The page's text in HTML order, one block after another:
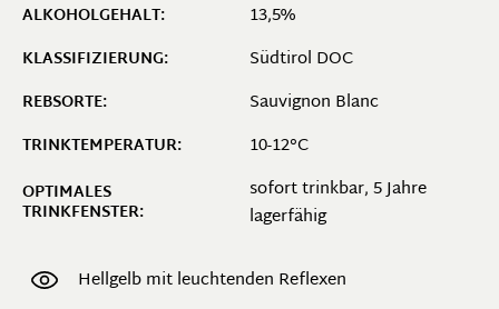
ALKOHOLGEHALT: 13,5%
KLASSIFIZIERUNG: Südtirol DOC
REBSORTE: Sauvignon Blanc
TRINKTEMPERATUR: 10-12°C
OPTIMALES
TRINKFENSTER:
sofort trinkbar, 5 Jahre
lagerfähig
Hellgelb mit leuchtenden Reflexen